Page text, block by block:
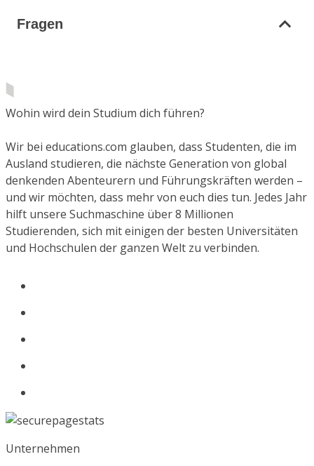
Fragen
Wohin wird dein Studium dich führen?
Wir bei educations.com glauben, dass Studenten, die im
Ausland studieren, die nächste Generation von global
denkenden Abenteurern und Führungskräften werden –
und wir möchten, dass mehr von euch dies tun. Jedes Jahr
hilft unsere Suchmaschine über 8 Millionen
Studierenden, sich mit einigen der besten Universitäten
und Hochschulen der ganzen Welt zu verbinden.
Unternehmen